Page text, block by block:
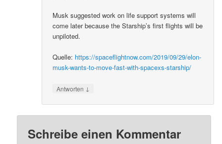
Musk suggested work on life support systems will
come later because the Starship’s first flights will be
unpiloted.
Quelle: https://spaceflightnow.com/2019/09/29/elon-
musk-wants-to-move-fast-with-spacexs-starship/
Antworten ↓
Schreibe einen Kommentar